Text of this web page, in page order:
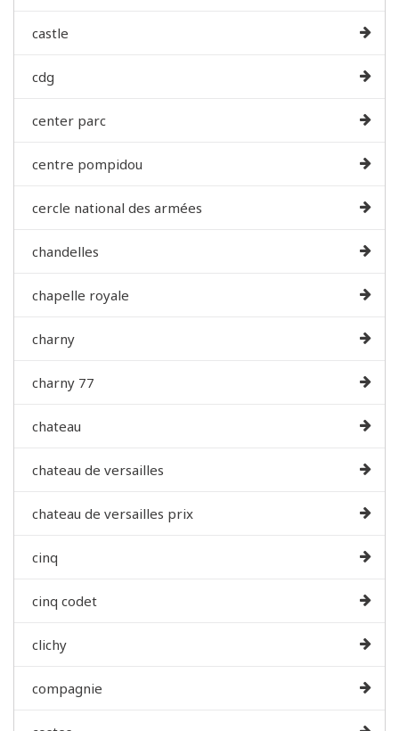
castle
cdg
center parc
centre pompidou
cercle national des armées
chandelles
chapelle royale
charny
charny 77
chateau
chateau de versailles
chateau de versailles prix
cinq
cinq codet
clichy
compagnie